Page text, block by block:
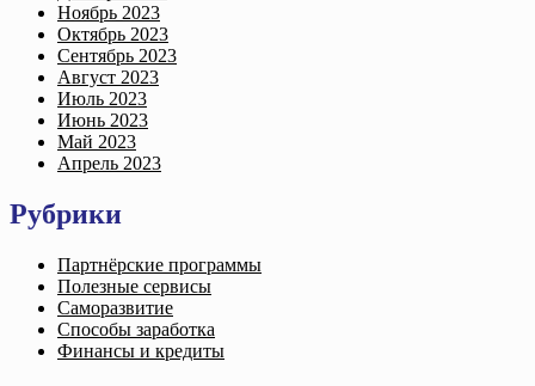
Ноябрь 2023
Октябрь 2023
Сентябрь 2023
Август 2023
Июль 2023
Июнь 2023
Май 2023
Апрель 2023
Рубрики
Партнёрские программы
Полезные сервисы
Саморазвитие
Способы заработка
Финансы и кредиты